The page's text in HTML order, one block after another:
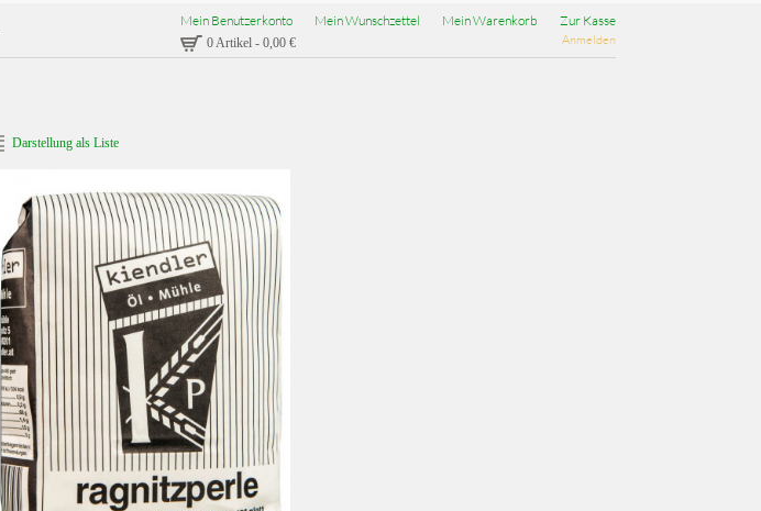
Mein Benutzerkonto Mein Wunschzettel Mein Warenkorb Zur Kasse
Anmelden
0 Artikel - 0,00 €
Darstellung als Liste